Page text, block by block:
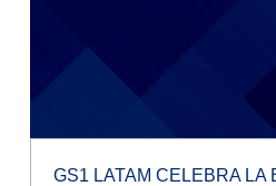
GS1 LATAM CELEBRA LA